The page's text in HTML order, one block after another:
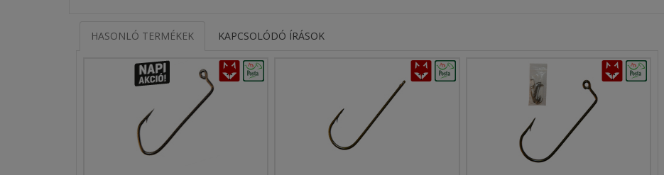
HASONLÓ TERMÉKEK KAPCSOLÓDÓ ÍRÁSOK